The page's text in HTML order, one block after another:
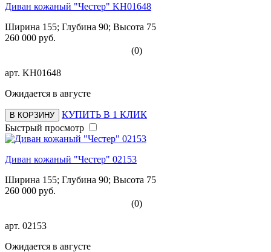
Диван кожаный "Честер" KH01648
Ширина 155; Глубина 90; Высота 75
260 000 руб.
(0)
арт. KH01648
Ожидается в августе
В КОРЗИНУ
КУПИТЬ В 1 КЛИК
Быстрый просмотр
Диван кожаный "Честер" 02153
Ширина 155; Глубина 90; Высота 75
260 000 руб.
(0)
арт. 02153
Ожидается в августе